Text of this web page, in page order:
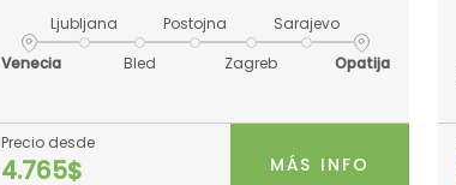
Venecia
Ljubljana
Bled
Postojna
Zagreb
Sarajevo
Opatija
Precio desde
4.765$ MÁS INFO